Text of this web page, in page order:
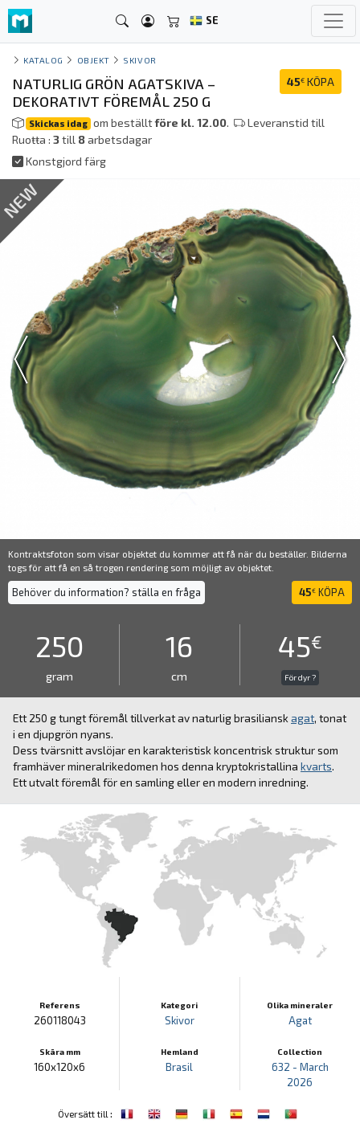
SE
KATALOG OBJEKT SKIVOR
45€ KÖPA
NATURLIG GRÖN AGATSKIVA –
DEKORATIVT FÖREMÅL 250 G
Skickas idag om beställtföre kl. 12.00.
Leveranstid till
Ruoŧŧa : 3till 8arbetsdagar
Konstgjord färg
Kontraktsfoton som visar objektet du kommer att få när du beställer. Bilderna
togs för att få en så trogen rendering som möjligt av objektet.
Behöver du information? ställa en fråga 45€ KÖPA
250
gram
16
cm
45€
För dyr ?
Ett 250 g tungt föremål tillverkat av naturlig brasiliansk agat, tonat
i en djupgrön nyans.
Dess tvärsnitt avslöjar en karakteristisk koncentrisk struktur som
framhäver mineralrikedomen hos denna kryptokristallina kvarts.
Ett utvalt föremål för en samling eller en modern inredning.
Referens
260118043
Skära mm
160x120x6
Kategori
Skivor
Hemland
Brasil
Olika mineraler
Agat
Collection
632 - March
2026
Översätt till :